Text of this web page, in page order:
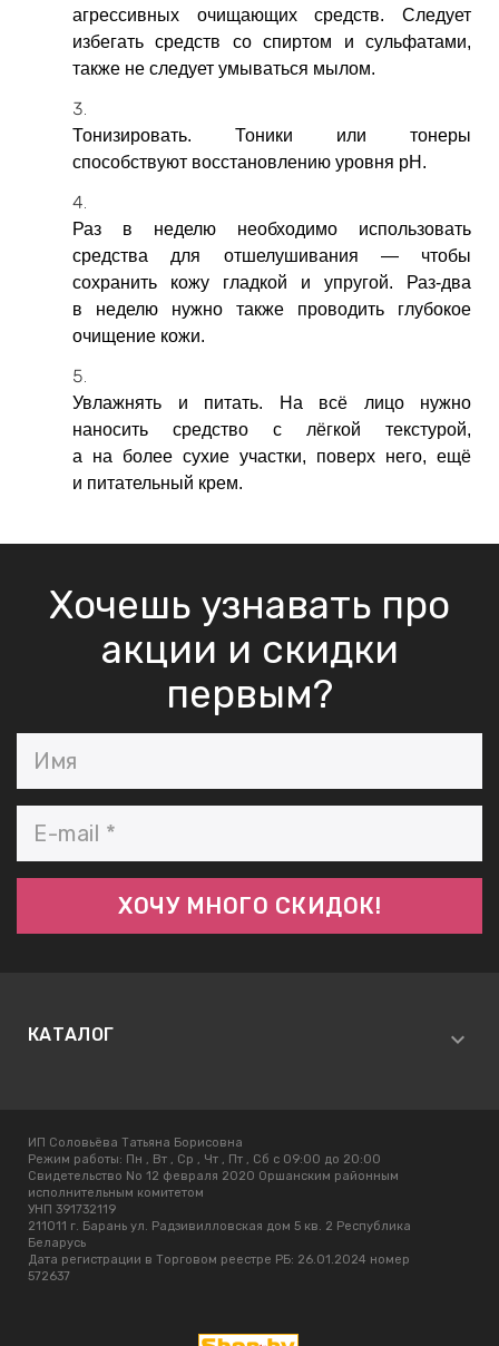
агрессивных очищающих средств. Следует
избегать средств со спиртом и сульфатами,
также не следует умываться мылом.
Тонизировать. Тоники или тонеры
способствуют восстановлению уровня pH.
Раз в неделю необходимо использовать
средства для отшелушивания — чтобы
сохранить кожу гладкой и упругой. Раз-два
в неделю нужно также проводить глубокое
очищение кожи.
Увлажнять и питать. На всё лицо нужно
наносить средство с лёгкой текстурой,
а на более сухие участки, поверх него, ещё
и питательный крем.
Хочешь узнавать про
акции и скидки
первым?
КАТАЛОГ
ИП Соловьёва Татьяна Борисовна
Режим работы: Пн , Вт , Ср , Чт , Пт , Сб c 09:00 до 20:00
Свидетельство No 12 февраля 2020 Оршанским районным
исполнительным комитетом
УНП 391732119
211011 г. Барань ул. Радзивилловская дом 5 кв. 2 Республика
Беларусь
Дата регистрации в Торговом реестре РБ: 26.01.2024 номер
572637